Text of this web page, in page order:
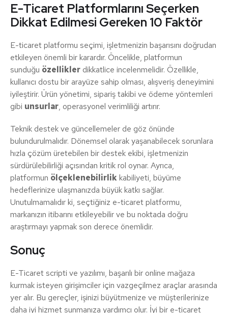
E-Ticaret Platformlarını Seçerken
Dikkat Edilmesi Gereken 10 Faktör
E-ticaret platformu seçimi, işletmenizin başarısını doğrudan
etkileyen önemli bir karardır. Öncelikle, platformun
sunduğu özellikler dikkatlice incelenmelidir. Özellikle,
kullanıcı dostu bir arayüze sahip olması, alışveriş deneyimini
iyileştirir. Ürün yönetimi, sipariş takibi ve ödeme yöntemleri
gibi unsurlar, operasyonel verimliliği artırır.
Teknik destek ve güncellemeler de göz önünde
bulundurulmalıdır. Dönemsel olarak yaşanabilecek sorunlara
hızla çözüm üretebilen bir destek ekibi, işletmenizin
sürdürülebilirliği açısından kritik rol oynar. Ayrıca,
platformun ölçeklenebilirlikkabiliyeti, büyüme
hedeflerinize ulaşmanızda büyük katkı sağlar.
Unutulmamalıdır ki, seçtiğiniz e-ticaret platformu,
markanızın itibarını etkileyebilir ve bu noktada doğru
araştırmayı yapmak son derece önemlidir.
Sonuç
E-Ticaret scripti ve yazılımı, başarılı bir online mağaza
kurmak isteyen girişimciler için vazgeçilmez araçlar arasında
yer alır. Bu gereçler, işinizi büyütmenize ve müşterilerinize
daha iyi hizmet sunmanıza yardımcı olur. İyi bir e-ticaret